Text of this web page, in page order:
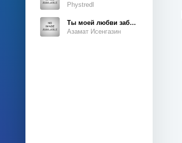
Phystredl
Ты моей любви забытая тайна
Азамат Исенгазин